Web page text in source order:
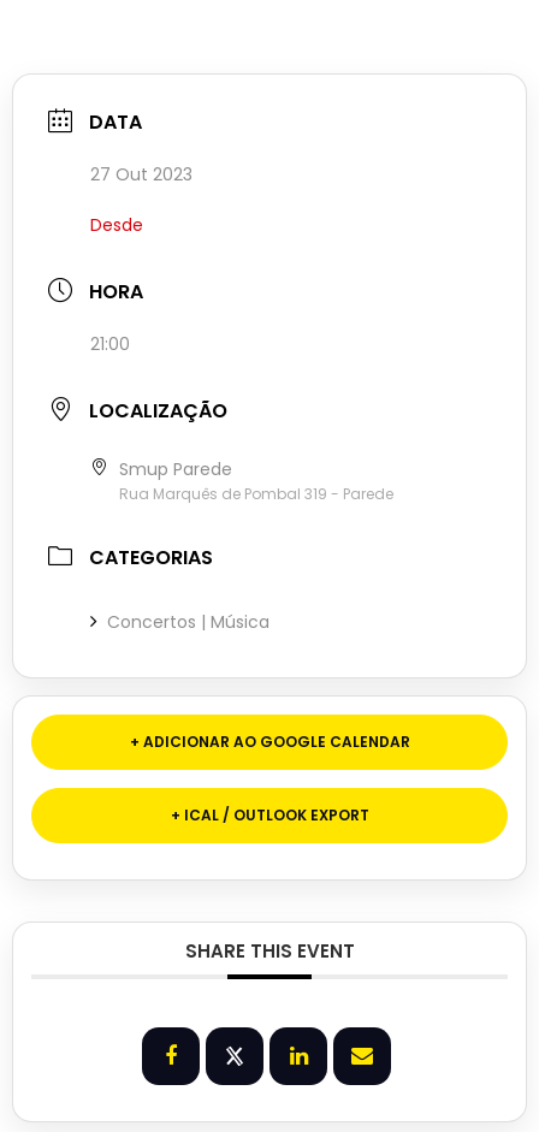
DATA
27 Out 2023
Desde
HORA
21:00
LOCALIZAÇÃO
Smup Parede
Rua Marquês de Pombal 319 - Parede
CATEGORIAS
Concertos | Música
+ ADICIONAR AO GOOGLE CALENDAR
+ ICAL / OUTLOOK EXPORT
SHARE THIS EVENT